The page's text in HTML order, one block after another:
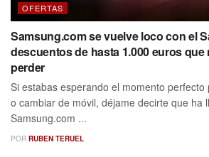
OFERTAS
Samsung.com se vuelve loco con el
descuentos de hasta 1.000 euros que
perder
Si estabas esperando el momento
o cambiar de móvil, déjame decirte que ha
Samsung.com ...
POR RUBEN TERUEL